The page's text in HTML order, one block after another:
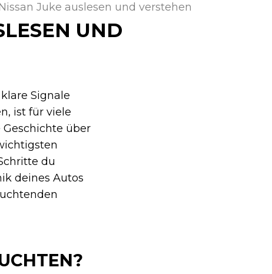
Juke auslesen und verstehen
UND
Signale
ist für viele
Geschichte über
du
deines Autos